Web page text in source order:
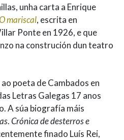
unha carta a Enrique
mariscal, escrita en
Ponte en 1926, e que
na construción dun teatro
poeta de Cambados en
Letras Galegas 17 anos
A súa biografía máis
.Crónica de desterros e
finado Luís Rei,